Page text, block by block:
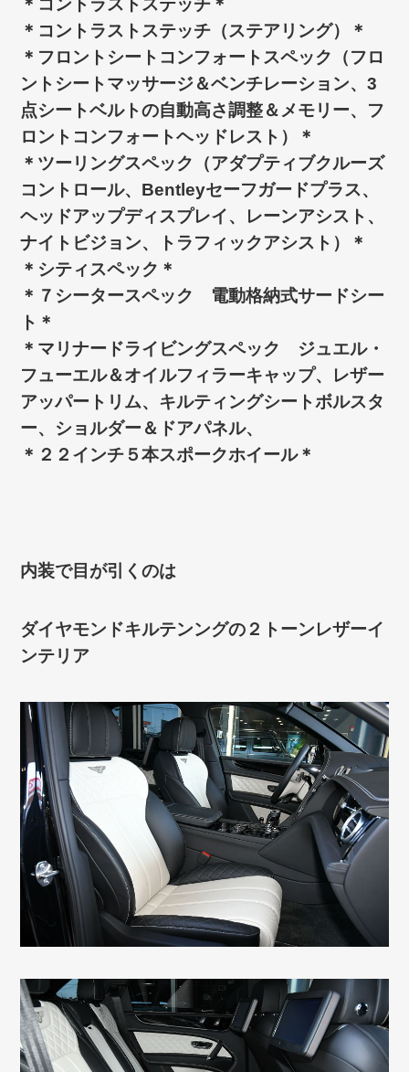
＊コントラストステッチ＊
＊コントラストステッチ（ステアリング）＊
＊フロントシートコンフォートスペック（フロ
ントシートマッサージ＆ベンチレーション、3
点シートベルトの自動高さ調整＆メモリー、フ
ロントコンフォートヘッドレスト）＊
＊ツーリングスペック（アダプティブクルーズ
コントロール、Bentleyセーフガードプラス、
ヘッドアップディスプレイ、レーンアシスト、
ナイトビジョン、トラフィックアシスト）＊
＊シティスペック＊
＊７シータースペック 電動格納式サードシー
ト＊
＊マリナードライビングスペック ジュエル・
フューエル＆オイルフィラーキャップ、レザー
アッパートリム、キルティングシートボルスタ
ー、ショルダー＆ドアパネル、
＊２２インチ５本スポークホイール＊
内装で目が引くのは
ダイヤモンドキルテンングの２トーンレザーイ
ンテリア